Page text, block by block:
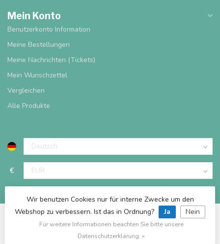
Mein Konto
Benutzerkonto Information
Meine Bestellungen
Meine Nachrichten (Tickets)
Mein Wunschzettel
Vergleichen
Alle Produkte
€
© Copyright 2026 Spieltischshop
Wir benutzen Cookies nur für interne Zwecke um den
Webshop zu verbessern. Ist das in Ordnung?
Ja Nein
Für weitere Informationen beachten Sie bitte unsere
Datenschutzerklärung. »